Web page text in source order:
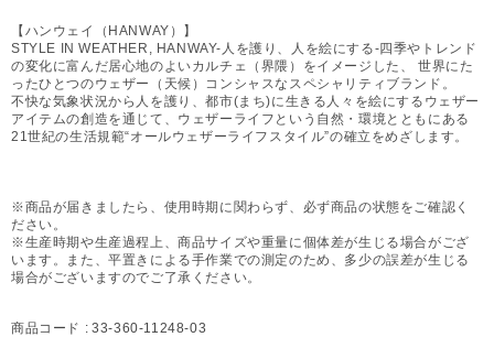
【ハンウェイ（HANWAY）】
STYLE IN WEATHER, HANWAY-人を護り、人を絵にする-四季やトレンド
の変化に富んだ居心地のよいカルチェ（界隈）をイメージした、 世界にた
ったひとつのウェザー（天候）コンシャスなスペシャリティブランド。
不快な気象状況から人を護り、都市(まち)に生きる人々を絵にするウェザー
アイテムの創造を通じて、ウェザーライフという自然・環境とともにある
21世紀の生活規範“オールウェザーライフスタイル”の確立をめざします。
※商品が届きましたら、使用時期に関わらず、必ず商品の状態をご確認く
ださい。
※生産時期や生産過程上、商品サイズや重量に個体差が生じる場合がござ
います。また、平置きによる手作業での測定のため、多少の誤差が生じる
場合がございますのでご了承ください。
商品コード : 33-360-11248-03